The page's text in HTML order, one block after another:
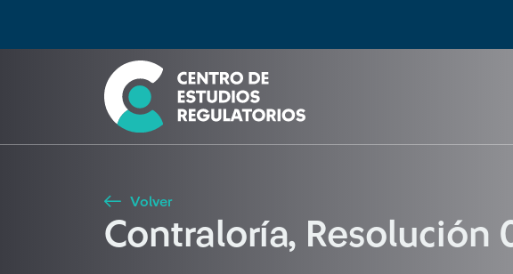
Seleccione país
Buscar
Volver
Contraloría,